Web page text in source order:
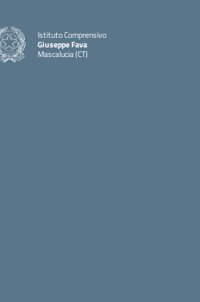
Istituto Comprensivo
Giuseppe Fava
Mascalucia (CT)